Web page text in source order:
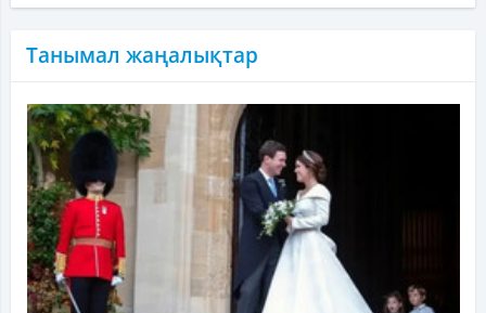
Танымал жаңалықтар